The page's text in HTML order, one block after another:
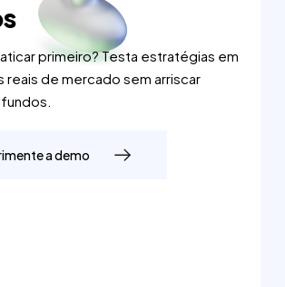
primeiro? Testa estratégias em
de mercado sem arriscar
a demo